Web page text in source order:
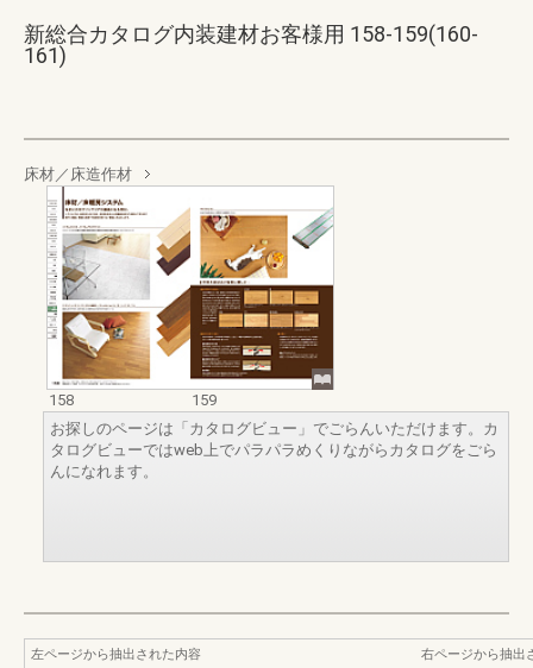
新総合カタログ内装建材お客様用 158-159(160-
161)
床材／床造作材
158
159
お探しのページは「カタログビュー」でごらんいただけます。カ
タログビューではweb上でパラパラめくりながらカタログをごら
んになれます。
左ページから抽出された内容
右ページから抽出